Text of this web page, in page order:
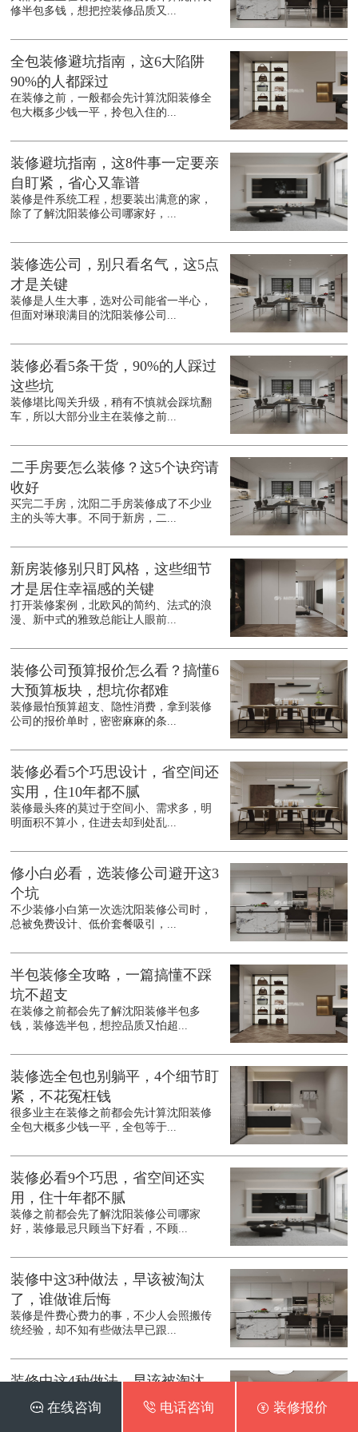
修半包多钱，想把控装修品质又...
全包装修避坑指南，这6大陷阱
90%的人都踩过
在装修之前，一般都会先计算沈阳装修全
包大概多少钱一平，拎包入住的...
装修避坑指南，这8件事一定要亲
自盯紧，省心又靠谱
装修是件系统工程，想要装出满意的家，
除了了解沈阳装修公司哪家好，...
装修选公司，别只看名气，这5点
才是关键
装修是人生大事，选对公司能省一半心，
但面对琳琅满目的沈阳装修公司...
装修必看5条干货，90%的人踩过
这些坑
装修堪比闯关升级，稍有不慎就会踩坑翻
车，所以大部分业主在装修之前...
二手房要怎么装修？这5个诀窍请
收好
买完二手房，沈阳二手房装修成了不少业
主的头等大事。不同于新房，二...
新房装修别只盯风格，这些细节
才是居住幸福感的关键
打开装修案例，北欧风的简约、法式的浪
漫、新中式的雅致总能让人眼前...
装修公司预算报价怎么看？搞懂6
大预算板块，想坑你都难
装修最怕预算超支、隐性消费，拿到装修
公司的报价单时，密密麻麻的条...
装修必看5个巧思设计，省空间还
实用，住10年都不腻
装修最头疼的莫过于空间小、需求多，明
明面积不算小，住进去却到处乱...
修小白必看，选装修公司避开这3
个坑
不少装修小白第一次选沈阳装修公司时，
总被免费设计、低价套餐吸引，...
半包装修全攻略，一篇搞懂不踩
坑不超支
在装修之前都会先了解沈阳装修半包多
钱，装修选半包，想控品质又怕超...
装修选全包也别躺平，4个细节盯
紧，不花冤枉钱
很多业主在装修之前都会先计算沈阳装修
全包大概多少钱一平，全包等于...
装修必看9个巧思，省空间还实
用，住十年都不腻
装修之前都会先了解沈阳装修公司哪家
好，装修最忌只顾当下好看，不顾...
装修中这3种做法，早该被淘汰
了，谁做谁后悔
装修是件费心费力的事，不少人会照搬传
统经验，却不知有些做法早已跟...
装修中这4种做法，早该被淘汰
了，谁做谁后悔
装修是件费心又费钱的事，为了保证装修
 在线咨询  电话咨询  装修报价